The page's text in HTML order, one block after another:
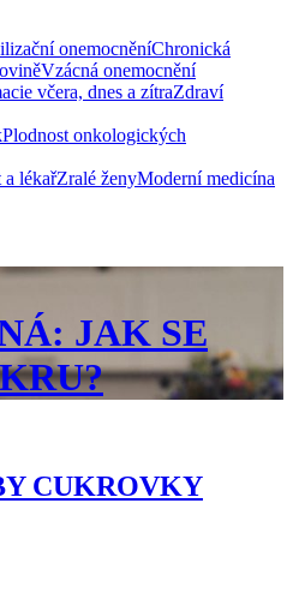
onemocněníChronická
Vzácná onemocnění
včera, dnes a zítraZdraví
Plodnost onkologických
a lékařZralé ženyModerní medicína
JAK SE
CUKROVKY